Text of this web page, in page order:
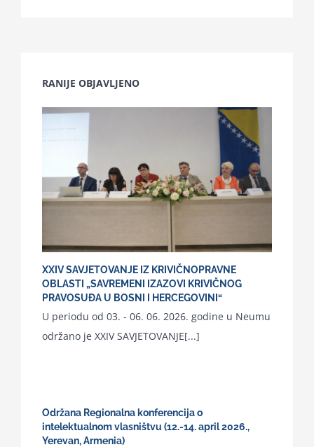
RANIJE OBJAVLJENO
XXIV SAVJETOVANJE IZ KRIVIČNOPRAVNE
OBLASTI „SAVREMENI IZAZOVI KRIVIČNOG
PRAVOSUĐA U BOSNI I HERCEGOVINI“
U periodu od 03. - 06. 06. 2026. godine u Neumu
održano je XXIV SAVJETOVANJE[...]
Održana Regionalna konferencija o
intelektualnom vlasništvu (12.-14. april 2026.,
Yerevan, Armenia)